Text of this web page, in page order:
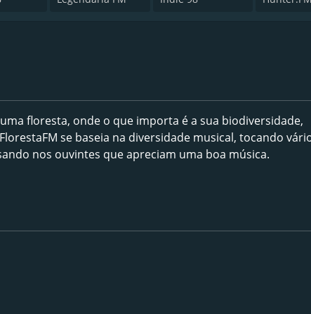
floresta, onde o que importa é a sua biodiversidade,
se baseia na diversidade musical, tocando
nos ouvintes que apreciam uma boa música.